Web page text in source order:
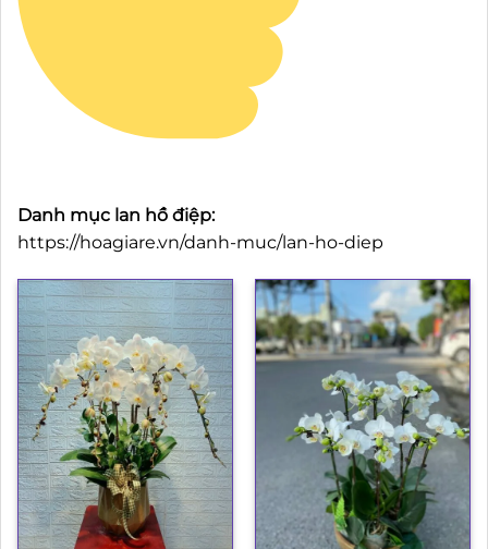
Danh mục lan hồ điệp:
https://hoagiare.vn/danh-muc/lan-ho-diep